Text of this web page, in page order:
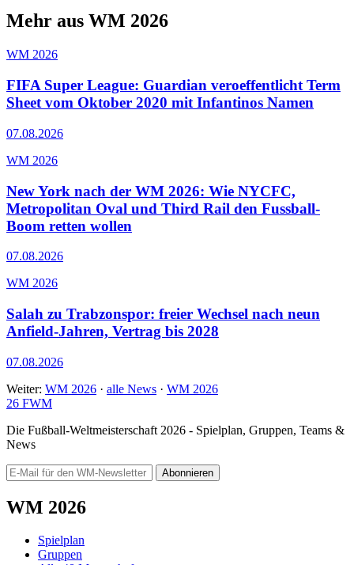
Mehr aus WM 2026
WM 2026
FIFA Super League: Guardian veroeffentlicht Term
Sheet vom Oktober 2020 mit Infantinos Namen
07.08.2026
WM 2026
New York nach der WM 2026: Wie NYCFC,
Metropolitan Oval und Third Rail den Fussball-
Boom retten wollen
07.08.2026
WM 2026
Salah zu Trabzonspor: freier Wechsel nach neun
Anfield-Jahren, Vertrag bis 2028
07.08.2026
Weiter: WM 2026 · alle News · WM 2026
26 FWM
Die Fußball-Weltmeisterschaft 2026 - Spielplan, Gruppen, Teams &
News
Abonnieren
WM 2026
Spielplan
Gruppen